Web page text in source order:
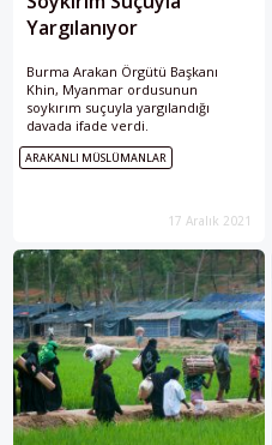
Yargılanıyor
Burma Arakan Örgütü Başkanı
Khin, Myanmar ordusunun
soykırım suçuyla yargılandığı
davada ifade verdi.
ARAKANLI MÜSLÜMANLAR
17 Aralık 2021